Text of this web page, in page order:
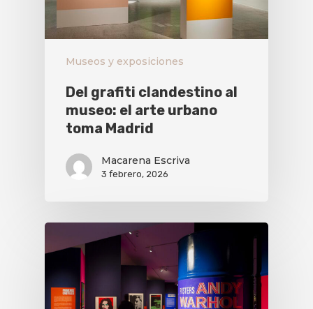
Museos y exposiciones
Del grafiti clandestino al
museo: el arte urbano
toma Madrid
Macarena Escriva
3 febrero, 2026